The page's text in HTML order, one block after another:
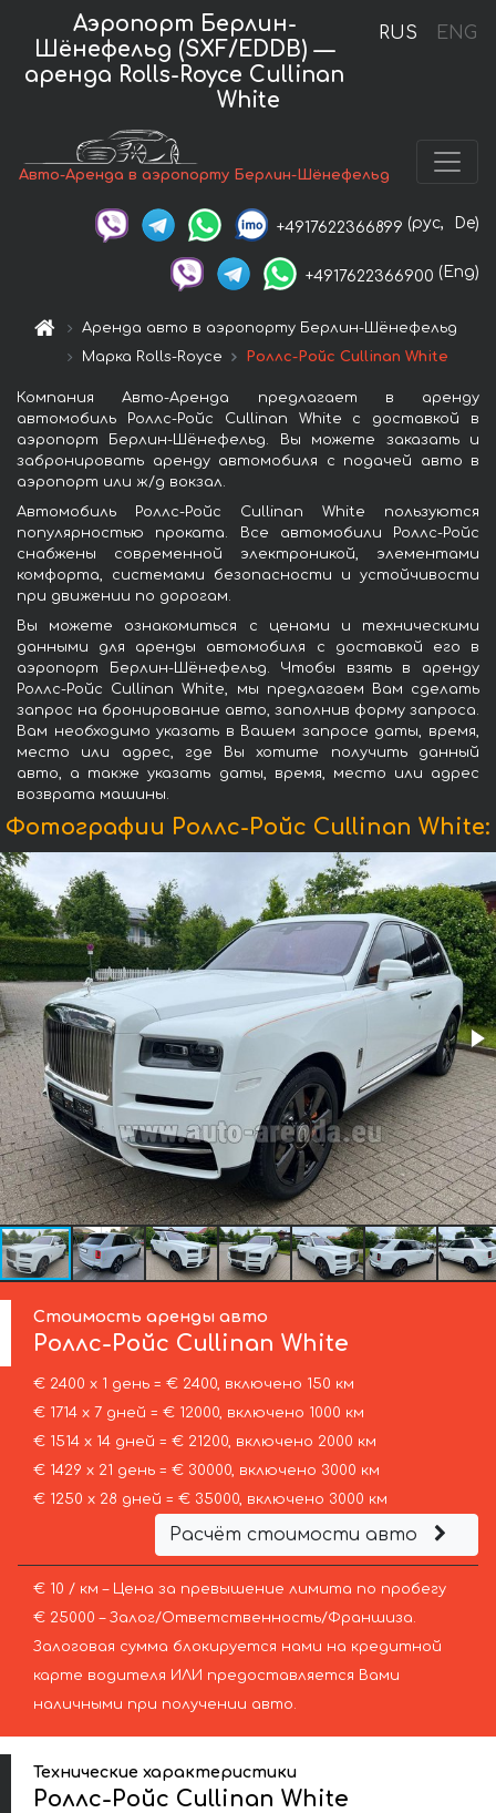
RUS ENG
Аэропорт Берлин-
Шёнефельд (SXF/EDDB) —
аренда Rolls-Royce Cullinan
White
Авто-Аренда в аэропорту Берлин-Шёнефельд
+4917622366899 (рус, De)
+4917622366900 (Eng)
Аренда авто в аэропорту Берлин-Шёнефельд
Марка Rolls-Royce
Роллс-Ройс Cullinan White
Компания Авто-Аренда предлагает в аренду
автомобиль Роллс-Ройс Cullinan White с доставкой в
аэропорт Берлин-Шёнефельд. Вы можете заказать и
забронировать аренду автомобиля с подачей авто в
аэропорт или ж/д вокзал.
Автомобиль Роллс-Ройс Cullinan White пользуются
популярностью проката. Все автомобили Роллс-Ройс
снабжены современной электроникой, элементами
комфорта, системами безопасности и устойчивости
при движении по дорогам.
Вы можете ознакомиться с ценами и техническими
данными для аренды автомобиля с доставкой его в
аэропорт Берлин-Шёнефельд. Чтобы взять в аренду
Роллс-Ройс Cullinan White, мы предлагаем Вам сделать
запрос на бронирование авто, заполнив форму запроса.
Вам необходимо указать в Вашем запросе даты, время,
место или адрес, где Вы хотите получить данный
авто, а также указать даты, время, место или адрес
возврата машины.
Фотографии Роллс-Ройс Cullinan White:
Стоимость аренды авто
Роллс-Ройс Cullinan White
€ 2400 х 1 день = € 2400, включено 150 км
€ 1714 х 7 дней = € 12000, включено 1000 км
€ 1514 х 14 дней = € 21200, включено 2000 км
€ 1429 х 21 день = € 30000, включено 3000 км
€ 1250 х 28 дней = € 35000, включено 3000 км
Расчёт стоимости авто
€ 10 / км – Цена за превышение лимита по пробегу
€ 25000 – Залог/Ответственность/Франшиза.
Залоговая сумма блокируется нами на кредитной
карте водителя ИЛИ предоставляется Вами
наличными при получении авто.
Технические характеристики
Роллс-Ройс Cullinan White